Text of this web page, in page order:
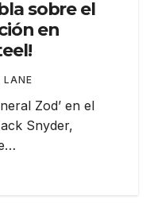
sobre el
en
LANE
Zod’ en el
Snyder,